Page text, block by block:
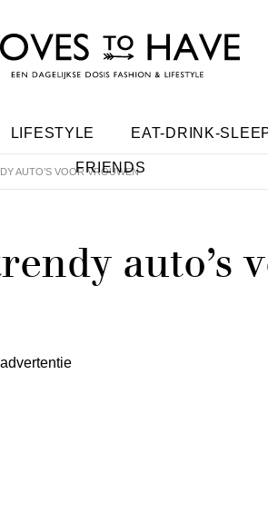
LIFESTYLE EAT-DRINK-
FRIENDS
AUTO’S VOOR VROUWEN
auto’s